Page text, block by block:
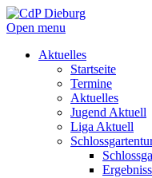
Open menu
Aktuelles
Startseite
Termine
Aktuelles
Jugend Aktuell
Liga Aktuell